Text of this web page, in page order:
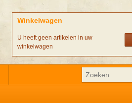
Winkelwagen
U heeft geen artikelen in uw
winkelwagen